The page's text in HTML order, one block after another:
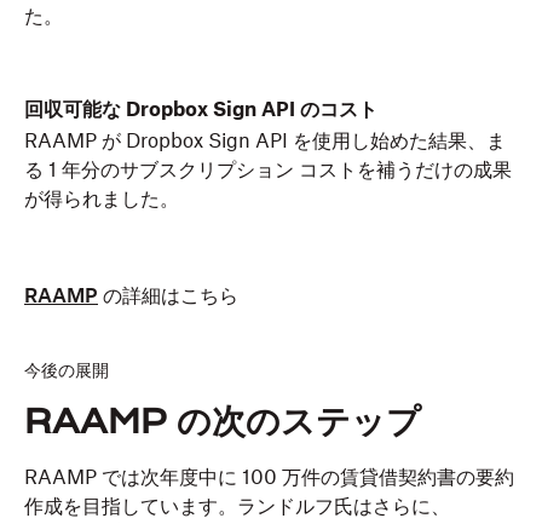
た。
回収可能な Dropbox Sign API のコスト
RAAMP が Dropbox Sign API を使用し始めた結果、ま
る 1 年分のサブスクリプション コストを補うだけの成果
が得られました。
RAAMP の詳細はこちら
今後の展開
RAAMP の次のステップ
RAAMP では次年度中に 100 万件の賃貸借契約書の要約
作成を目指しています。ランドルフ氏はさらに、